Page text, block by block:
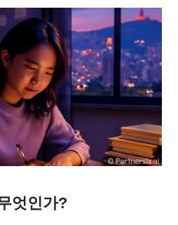
엇인가?